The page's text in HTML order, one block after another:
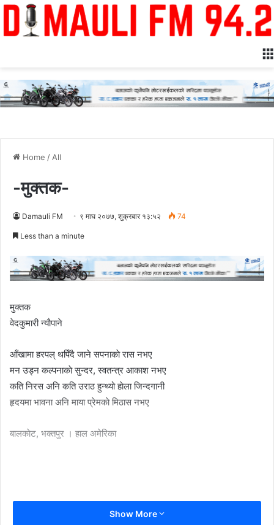
Home / All
-मुक्तक-
Damauli FM ९ माघ २०७७, शुक्रबार १३:५२ 74
Less than a minute
मुक्तक
वेदकुमारी न्याैपाने
आँखामा हरपल् थपिँदै जाने सपनाकाे रास नभए
मन उड्न कल्पनाकाे सुन्दर, स्वतन्त्र आकाश नभए
कति निरस अनि कति उराठ हुन्थ्यो हाेला जिन्दगानी
हृदयमा भावना अनि माया प्रेमकाे मिठास नभए
बालकाेट, भक्तपुर । हाल अमेरिका
Show More